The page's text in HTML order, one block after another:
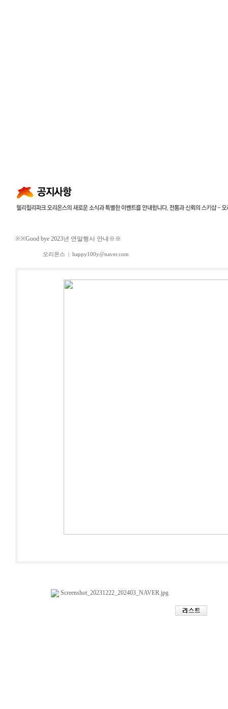
※※Good bye 2023년 연말행사 안내※※
오리온스 | happy100y@naver.com
Screenshot_20231222_202403_NAVER.jpg